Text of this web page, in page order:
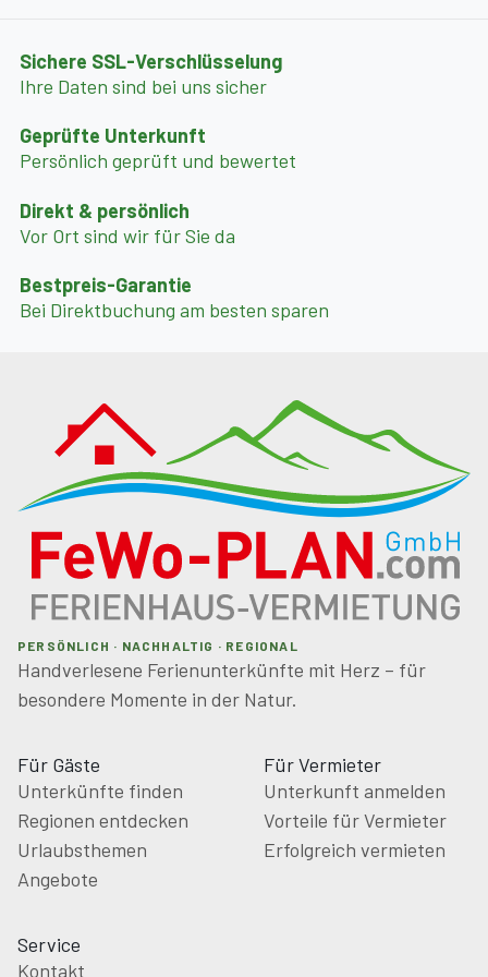
Sichere SSL-Verschlüsselung
Ihre Daten sind bei uns sicher
Geprüfte Unterkunft
Persönlich geprüft und bewertet
Direkt & persönlich
Vor Ort sind wir für Sie da
Bestpreis-Garantie
Bei Direktbuchung am besten sparen
PERSÖNLICH · NACHHALTIG · REGIONAL
Handverlesene Ferienunterkünfte mit Herz – für
besondere Momente in der Natur.
Für Gäste
Unterkünfte finden
Regionen entdecken
Urlaubsthemen
Angebote
Für Vermieter
Unterkunft anmelden
Vorteile für Vermieter
Erfolgreich vermieten
Service
Kontakt